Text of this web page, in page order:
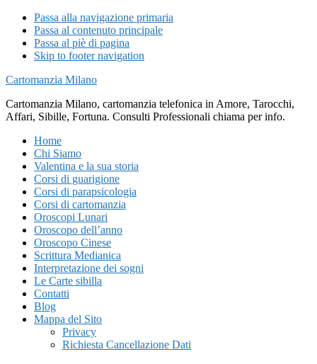
Passa alla navigazione primaria
Passa al contenuto principale
Passa al piè di pagina
Skip to footer navigation
Cartomanzia Milano
Cartomanzia Milano, cartomanzia telefonica in Amore, Tarocchi,
Affari, Sibille, Fortuna. Consulti Professionali chiama per info.
Home
Chi Siamo
Valentina e la sua storia
Corsi di guarigione
Corsi di parapsicologia
Corsi di cartomanzia
Oroscopi Lunari
Oroscopo dell’anno
Oroscopo Cinese
Scrittura Medianica
Interpretazione dei sogni
Le Carte sibilla
Contatti
Blog
Mappa del Sito
Privacy
Richiesta Cancellazione Dati